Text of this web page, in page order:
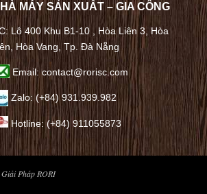
MÁY SẢN XUẤT – GIA CÔNG
Lô 400 Khu B1-10 , Hòa Liên 3, Hòa
Hòa Vang, Tp. Đà Nẵng
Email: contact@rorisc.com
Zalo: (+84) 931.939.982
Hotline: (+84) 911055873
Pháp RORI